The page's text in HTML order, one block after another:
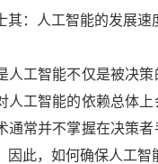
人工智能的发展速度
智能不仅是被决策的
人工智能的依赖总体
通常并不掌握在决策
因此，如何确保人工智